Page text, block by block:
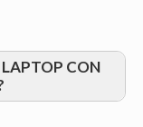
CON